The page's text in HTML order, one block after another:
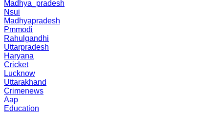
Madhya_pradesh
Nsui
Madhyapradesh
Pmmodi
Rahulgandhi
Uttarpradesh
Haryana
Cricket
Lucknow
Uttarakhand
Crimenews
Aap
Education